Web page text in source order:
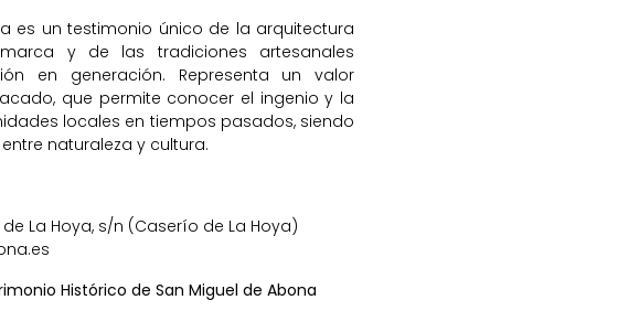
es un testimonio único de la arquitectura
y de las tradiciones artesanales
en generación. Representa un valor
que permite conocer el ingenio y la
locales en tiempos pasados, siendo
naturaleza y cultura.
La Hoya, s/n (Caserío de La Hoya)
Histórico de San Miguel de Abona